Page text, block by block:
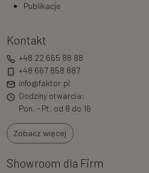
Publikacje
Kontakt
+48 22 665 88 88
+48 667 858 887
info@faktor.pl
Godziny otwarcia:
Pon. - Pt. od 8 do 16
Zobacz więcej
Showroom dla Firm